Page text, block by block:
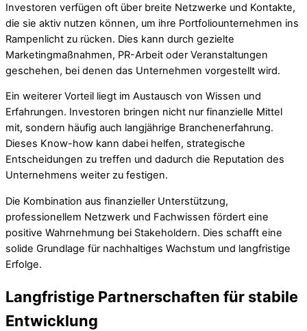
Investoren verfügen oft über breite Netzwerke und Kontakte,
die sie aktiv nutzen können, um ihre Portfoliounternehmen ins
Rampenlicht zu rücken. Dies kann durch gezielte
Marketingmaßnahmen, PR-Arbeit oder Veranstaltungen
geschehen, bei denen das Unternehmen vorgestellt wird.
Ein weiterer Vorteil liegt im Austausch von Wissen und
Erfahrungen. Investoren bringen nicht nur finanzielle Mittel
mit, sondern häufig auch langjährige Branchenerfahrung.
Dieses Know-how kann dabei helfen, strategische
Entscheidungen zu treffen und dadurch die Reputation des
Unternehmens weiter zu festigen.
Die Kombination aus finanzieller Unterstützung,
professionellem Netzwerk und Fachwissen fördert eine
positive Wahrnehmung bei Stakeholdern. Dies schafft eine
solide Grundlage für nachhaltiges Wachstum und langfristige
Erfolge.
Langfristige Partnerschaften für stabile
Entwicklung